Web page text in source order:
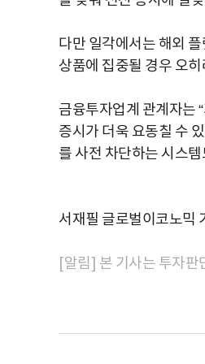
다만 일각에서는 해외
상품에 집중될 경우 오
금융투자업계 관계자는
증시가 더욱 요동칠 수
를 사전 차단하는 시스
서재필 글로벌이코노
[알림] 본 기사는 투자판